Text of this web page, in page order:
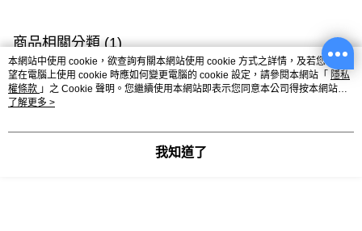
商品相關分類 (1)
女裝 風格支線 甜酷休閒 甜酷休閒全系列
你可能有興趣的商品
本網站中使用 cookie，欲查詢有關本網站使用 cookie 方式之詳情，及若您不希
望在電腦上使用 cookie 時應如何變更電腦的 cookie 設定，請參閱本網站「 隱私
權條款 」之 Cookie 聲明。您繼續使用本網站即表示您同意本公司得按本網站使
用條款之 Cookie 聲明使用 cookie。
了解更多 >
我知道了